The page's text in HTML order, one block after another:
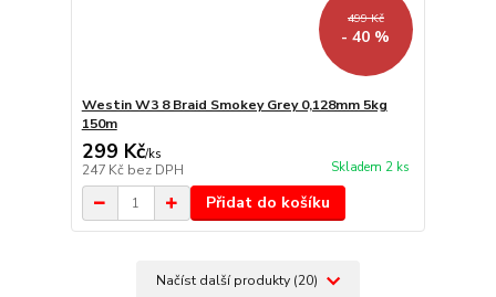
499 Kč
- 40 %
Westin W3 8 Braid Smokey Grey 0,128mm 5kg
150m
299 Kč/ks
247 Kč bez DPH Skladem 2 ks
Přidat do košíku
Načíst další produkty (20)